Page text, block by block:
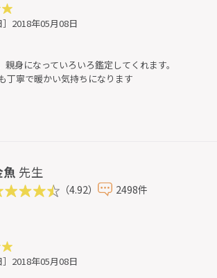
］2018年05月08日
親身になっていろいろ鑑定してくれます。
丁寧で暖かい気持ちになります
魚 先生
（4.92） 2498件
］2018年05月08日